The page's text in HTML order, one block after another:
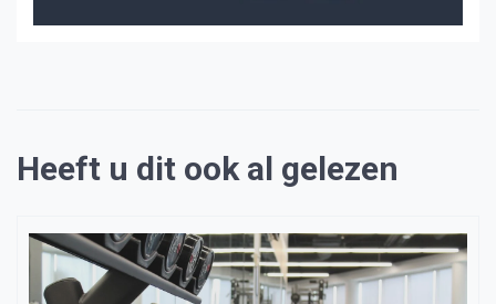
Heeft u dit ook al gelezen